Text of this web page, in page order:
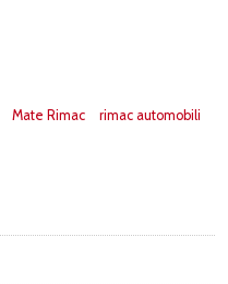
Mate Rimac rimac automobili